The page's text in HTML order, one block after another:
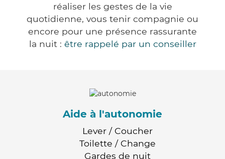
réaliser les gestes de la vie
quotidienne, vous tenir compagnie ou
encore pour une présence rassurante
la nuit : être rappelé par un conseiller
Aide à l'autonomie
Lever / Coucher
Toilette / Change
Gardes de nuit